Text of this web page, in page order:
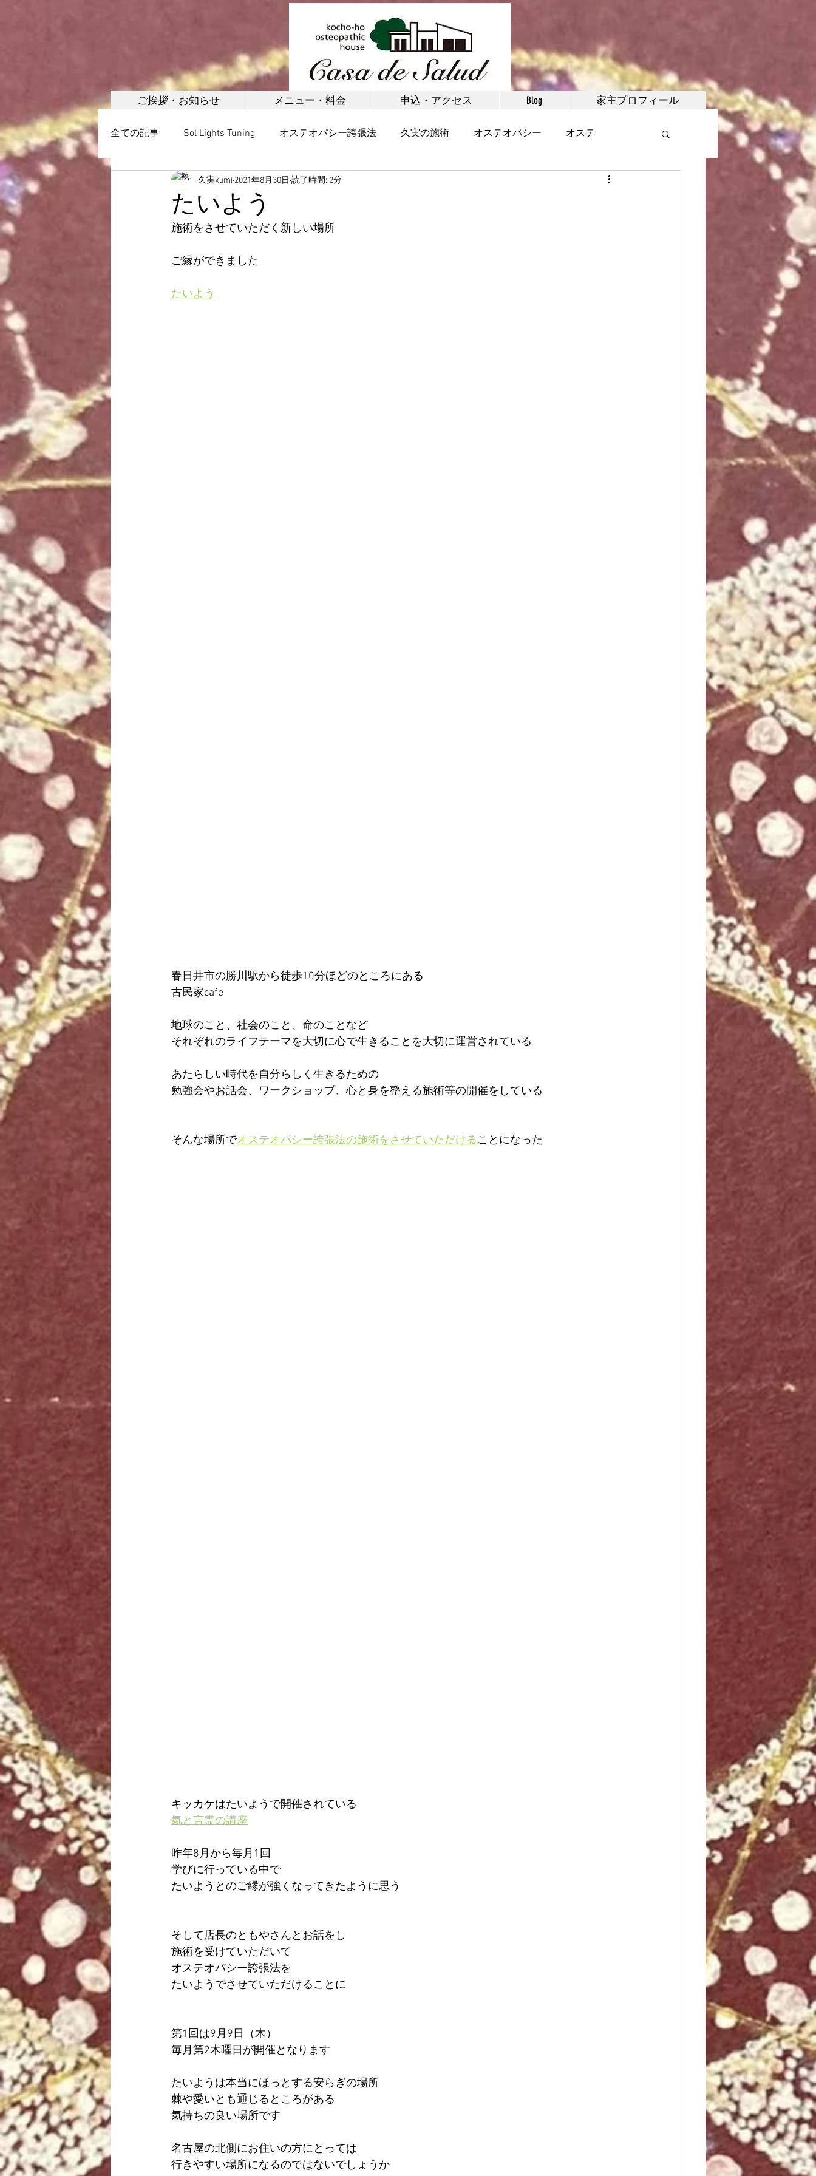
ご挨拶・お知らせ メニュー・料金 申込・アクセス Blog 家主プロフィール
全ての記事 Sol Lights Tuning オステオパシー誇張法 久実の施術 オステオパシー オステ
ボディメイク 美容調整・矯正 お客様の声
日本誇張法協会 頭蓋調整 首・肩
たいよう
久実kumi 2021年8月30日 読了時間: 2分
施術をさせていただく新しい場所
ご縁ができました
たいよう
春日井市の勝川駅から徒歩10分ほどのところにある
古民家cafe
地球のこと、社会のこと、命のことなど
それぞれのライフテーマを大切に心で生きることを大切に運営されている
あたらしい時代を自分らしく生きるための
勉強会やお話会、ワークショップ、心と身を整える施術等の開催をしている
そんな場所でオステオパシー誇張法の施術をさせていただけることになった
キッカケはたいようで開催されている
氣と言霊の講座
昨年8月から毎月1回
学びに行っている中で
たいようとのご縁が強くなってきたように思う
そして店長のともやさんとお話をし
施術を受けていただいて
オステオパシー誇張法を
たいようでさせていただけることに
第1回は9月9日（木）
毎月第2木曜日が開催となります
たいようは本当にほっとする安らぎの場所
棘や愛いとも通じるところがある
氣持ちの良い場所です
名古屋の北側にお住いの方にとっては
行きやすい場所になるのではないでしょうか